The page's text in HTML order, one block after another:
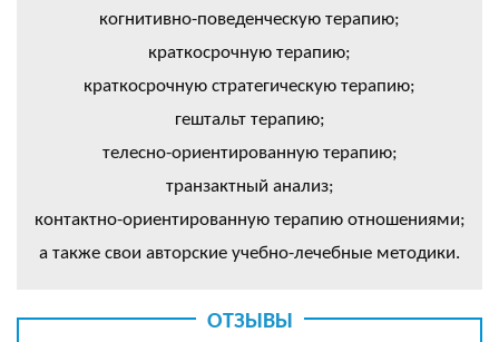
когнитивно-поведенческую терапию;
краткосрочную терапию;
краткосрочную стратегическую терапию;
гештальт терапию;
телесно-ориентированную терапию;
транзактный анализ;
контактно-ориентированную терапию отношениями;
а также свои авторские учебно-лечебные методики.
ОТЗЫВЫ